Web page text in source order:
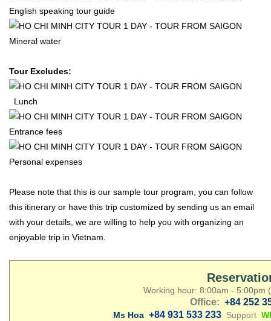
English speaking tour guide
Mineral water
Tour Excludes:
Lunch
Entrance fees
Personal expenses
Please note that this is our sample tour program, you can follow
this itinerary or have this trip customized by sending us an email
with your details, we are willing to help you with organizing an
enjoyable trip in Vietnam.
Working hour: 8:00am - 5:00pm
Office: +84 252
Ms Hoa +84 931 533 233 Support